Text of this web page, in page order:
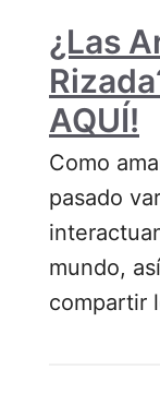
¿Las
AQUÍ!
Como
pasado
mundo,
compartir